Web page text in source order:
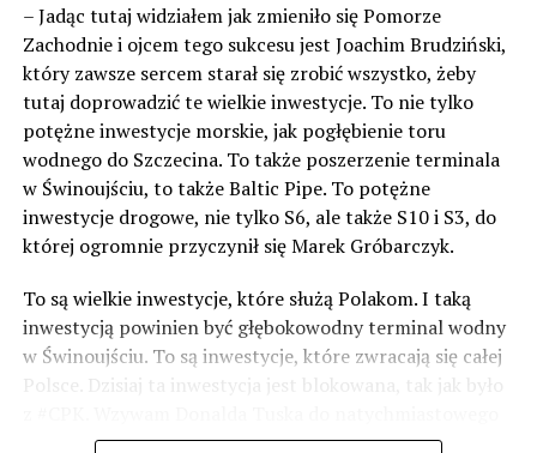
– Jadąc tutaj widziałem jak zmieniło się Pomorze
Zachodnie i ojcem tego sukcesu jest Joachim Brudziński,
który zawsze sercem starał się zrobić wszystko, żeby
tutaj doprowadzić te wielkie inwestycje. To nie tylko
potężne inwestycje morskie, jak pogłębienie toru
wodnego do Szczecina. To także poszerzenie terminala
w Świnoujściu, to także Baltic Pipe. To potężne
inwestycje drogowe, nie tylko S6, ale także S10 i S3, do
której ogromnie przyczynił się Marek Gróbarczyk.
To są wielkie inwestycje, które służą Polakom. I taką
inwestycją powinien być głębokowodny terminal wodny
w Świnoujściu. To są inwestycje, które zwracają się całej
Polsce. Dzisiaj ta inwestycja jest blokowana, tak jak było
odblokowania CPK.